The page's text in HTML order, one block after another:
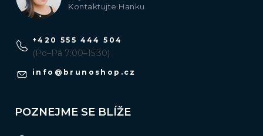
Kontaktujte Hanku
info @ brunoshop.cz
+420 555 444 504
(Po–Pá 7:00–15:30)
POZNEJME SE BLÍŽE